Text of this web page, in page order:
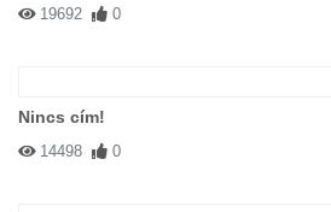
19692 0
Nincs cím!
14498 0